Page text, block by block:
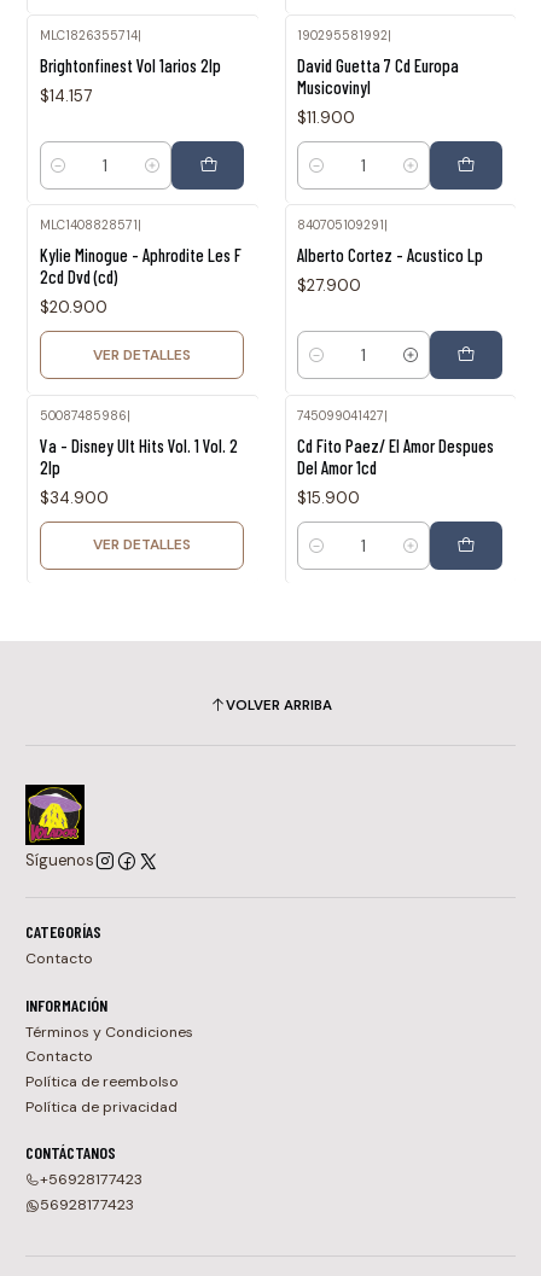
MLC1826355714|
Brightonfinest Vol 1arios 2lp
$14.157
Cantidad
190295581992|
David Guetta 7 Cd Europa
Musicovinyl
$11.900
Cantidad
MLC1408828571
Kylie Minogue - Aphrodite Les F
2cd Dvd (cd)
$20.900
VER DETALLES
840705109291
Alberto Cortez - Acustico Lp
$27.900
Cantidad
50087485986|
Va - Disney Ult Hits Vol. 1 Vol. 2
2lp
$34.900
VER DETALLES
745099041427|
Cd Fito Paez/ El Amor Despues
Del Amor 1cd
$15.900
Cantidad
VOLVER ARRIBA
Síguenos
CATEGORÍAS
Contacto
INFORMACIÓN
Términos y Condiciones
Contacto
Política de reembolso
Política de privacidad
CONTÁCTANOS
+56928177423
56928177423